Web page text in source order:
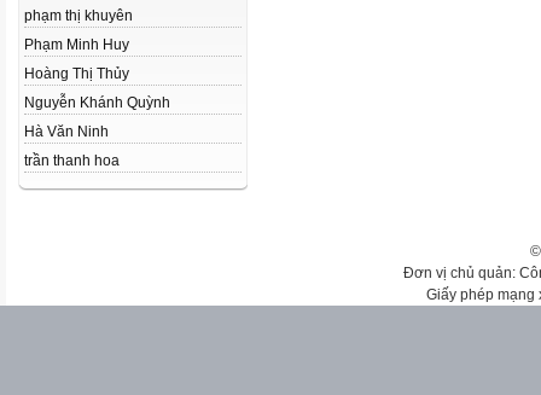
phạm thị khuyên
Phạm Minh Huy
Hoàng Thị Thủy
Nguyễn Khánh Quỳnh
Hà Văn Ninh
trần thanh hoa
Đơn vị chủ quản:
Giấy phép mạng